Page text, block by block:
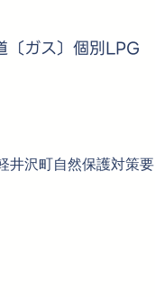
〔ガス〕個別LPG
井沢町自然保護対策要